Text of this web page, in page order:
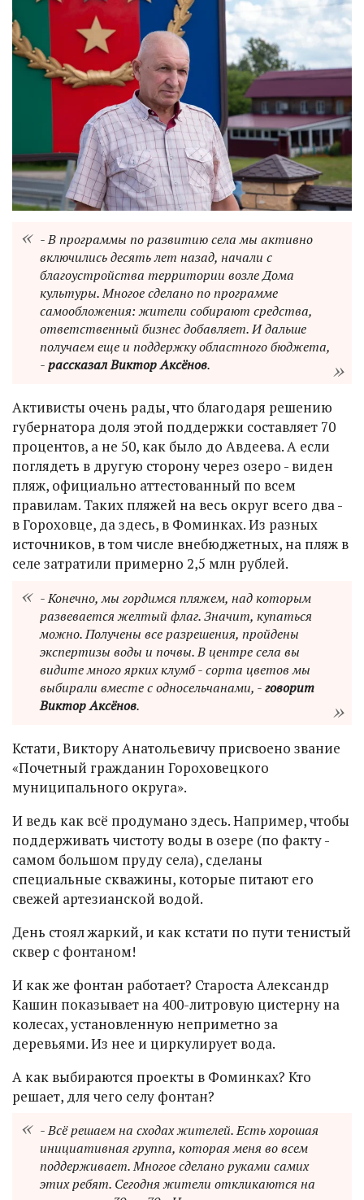
- В программы по развитию села мы активно
включились десять лет назад, начали с
благоустройства территории возле Дома
культуры. Многое сделано по программе
самообложения: жители собирают средства,
ответственный бизнес добавляет. И дальше
получаем еще и поддержку областного бюджета,
-рассказал Виктор Аксёнов.
Активисты очень рады, что благодаря решению
губернатора доля этой поддержки составляет 70
процентов, а не 50, как было до Авдеева. А если
поглядеть в другую сторону через озеро - виден
пляж, официально аттестованный по всем
правилам. Таких пляжей на весь округ всего два -
в Гороховце, да здесь, в Фоминках. Из разных
источников, в том числе внебюджетных, на пляж в
селе затратили примерно 2,5 млн рублей.
- Конечно, мы гордимся пляжем, над которым
развевается желтый флаг. Значит, купаться
можно. Получены все разрешения, пройдены
экспертизы воды и почвы. В центре села вы
видите много ярких клумб - сорта цветов мы
выбирали вместе с односельчанами, -говорит
Виктор Аксёнов.
Кстати, Виктору Анатольевичу присвоено звание
«Почетный гражданин Гороховецкого
муниципального округа».
И ведь как всё продумано здесь. Например, чтобы
поддерживать чистоту воды в озере (по факту -
самом большом пруду села), сделаны
специальные скважины, которые питают его
свежей артезианской водой.
День стоял жаркий, и как кстати по пути тенистый
сквер с фонтаном!
И как же фонтан работает? Староста Александр
Кашин показывает на 400-литровую цистерну на
колесах, установленную неприметно за
деревьями. Из нее и циркулирует вода.
А как выбираются проекты в Фоминках? Кто
решает, для чего селу фонтан?
- Всё решаем на сходах жителей. Есть хорошая
инициативная группа, которая меня во всем
поддерживает. Многое сделано руками самих
этих ребят. Сегодня жители откликаются на